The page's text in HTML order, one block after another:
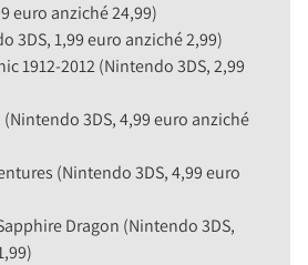
euro anziché 24,99)
3DS, 1,99 euro anziché 2,99)
1912-2012 (Nintendo 3DS, 2,99
3DS, 4,99 euro anziché
(Nintendo 3DS, 4,99 euro
Dragon (Nintendo 3DS,